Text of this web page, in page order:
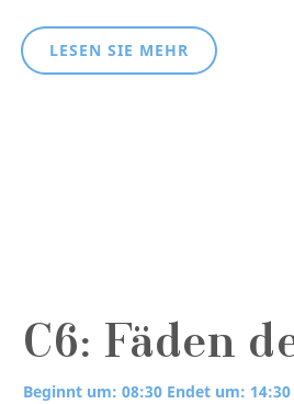
LESEN SIE MEHR
C6: Fäden
Beginnt um: 08:30 Endet um: 14:30